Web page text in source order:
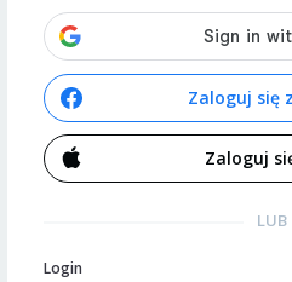
Zaloguj się
Zaloguj
LUB
Login